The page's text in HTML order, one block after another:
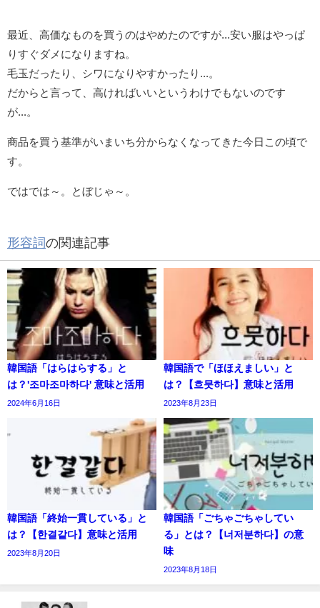
最近、高価なものを買うのはやめたのですが...安い服はやっぱ
りすぐダメになりますね。
毛玉だったり、シワになりやすかったり...。
だからと言って、高ければいいというわけでもないのです
が...。
商品を買う基準がいまいち分からなくなってきた今日この頃で
す。
ではでは～。とぼじゃ～。
形容詞の関連記事
韓国語「はらはらする」と
は？'조마조마하다' 意味と活用
2024年6月16日
韓国語で「ほほえましい」と
は？【흐뭇하다】意味と活用
2023年8月23日
韓国語「終始一貫している」と
は？【한결같다】意味と活用
2023年8月20日
韓国語「ごちゃごちゃしてい
る」とは？【너저분하다】の意
味
2023年8月18日